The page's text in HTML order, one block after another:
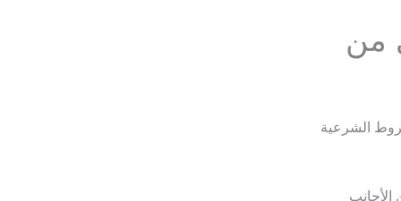
من
الشرعية
الأجانب